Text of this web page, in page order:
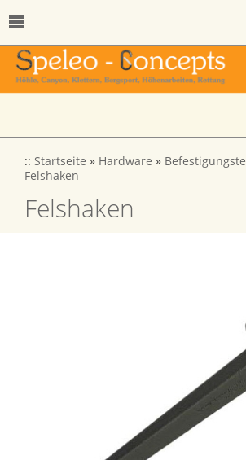
:: Startseite » Hardware »
Felshaken
Felshaken